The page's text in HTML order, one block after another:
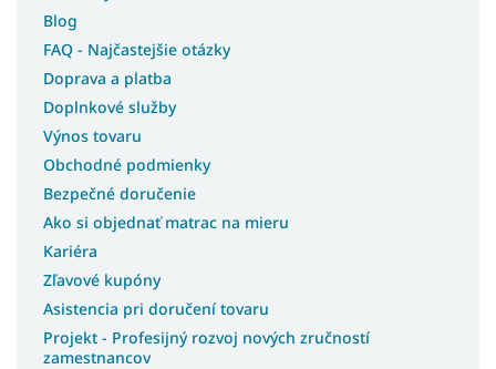
Postele s matracom
Lacné postele s úložným priestorom
Lacné postele
Rohové postele
Švédske postele
Talianske postele
Luxusné postele z masívu
Blog
FAQ - Najčastejšie otázky
Doprava a platba
Doplnkové služby
Výnos tovaru
Obchodné podmienky
Bezpečné doručenie
Ako si objednať matrac na mieru
Kariéra
Zľavové kupóny
Asistencia pri doručení tovaru
Projekt - Profesijný rozvoj nových zručností
zamestnancov